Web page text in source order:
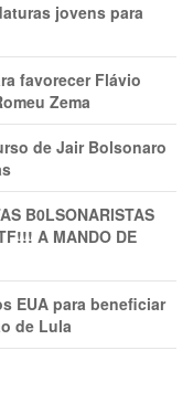
jovens para
favorecer Flávio
Zema
de Jair Bolsonaro
B0LSONARlSTAS
A MANDO DE
EUA para beneficiar
de Lula